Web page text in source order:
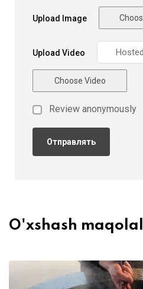
Upload Image
Upload Video
Choose Video
Review anonymously
O'xshash